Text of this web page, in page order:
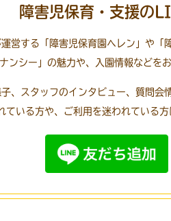
障害児保育・支援の
営する「障害児保育園ヘレン」や「
ンシー」の魅力や、入園情報などを
、スタッフのインタビュー、質問会
ている方や、ご利用を迷われている方